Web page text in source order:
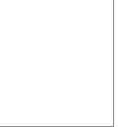
Länge, Ø 12